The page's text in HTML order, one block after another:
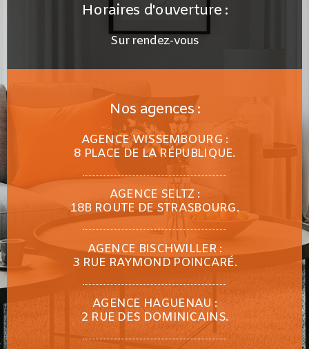
Horaires d'ouverture :
Sur rendez-vous
Nos agences :
AGENCE WISSEMBOURG :
8 PLACE DE LA RÉPUBLIQUE.
AGENCE SELTZ :
18B ROUTE DE STRASBOURG.
AGENCE BISCHWILLER :
3 RUE RAYMOND POINCARÉ.
AGENCE HAGUENAU :
2 RUE DES DOMINICAINS.